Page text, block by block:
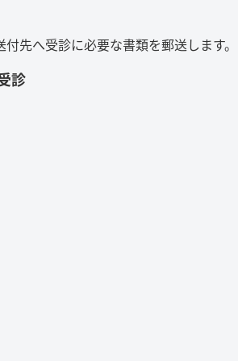
先へ受診に必要な書類を郵送します。
診